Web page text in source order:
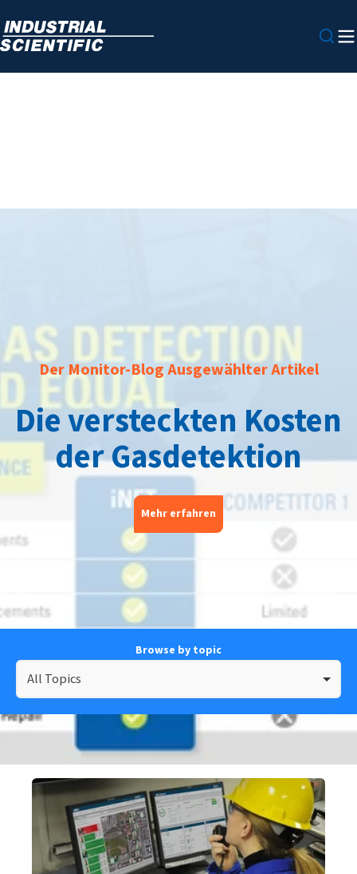
Der Monitor-Blog Ausgewählter Artikel
Die versteckten Kosten
der Gasdetektion
Mehr erfahren
Browse by topic
All Topics